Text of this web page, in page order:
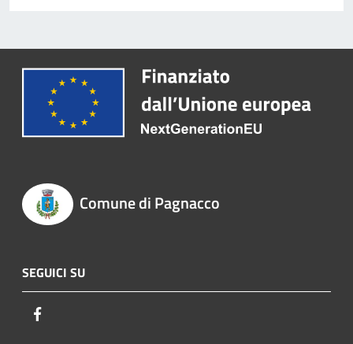
Comune di Pagnacco
SEGUICI SU